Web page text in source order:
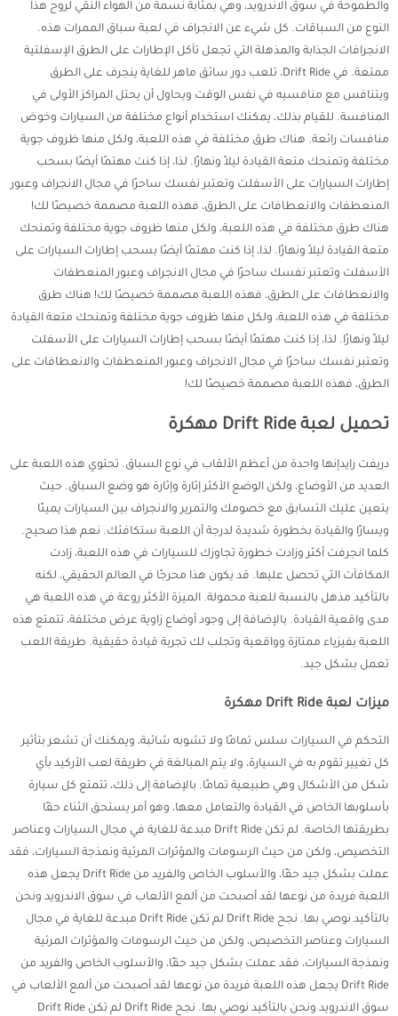
والطموحة في سوق الاندرويد، وهي بمثابة نسمة من الهواء النقي لروح هذا
النوع من السباقات. كل شيء عن الانجراف في لعبة سباق الممرات هذه.
الانجرافات الجذابة والمذهلة التي تجعل تآكل الإطارات على الطرق الإسفلتية
ممتعة. في Drift Ride، تلعب دور سائق ماهر للغاية ينجرف على الطرق
ويتنافس مع منافسيه في نفس الوقت ويحاول أن يحتل المراكز الأولى في
المنافسة. للقيام بذلك، يمكنك استخدام أنواع مختلفة من السيارات وخوض
منافسات رائعة. هناك طرق مختلفة في هذه اللعبة، ولكل منها ظروف جوية
مختلفة وتمنحك متعة القيادة ليلاً ونهارًا. لذا، إذا كنت مهتمًا أيضًا بسحب
إطارات السيارات على الأسفلت وتعتبر نفسك ساحرًا في مجال الانجراف وعبور
المنعطفات والانعطافات على الطرق، فهذه اللعبة مصممة خصيصًا لك!
هناك طرق مختلفة في هذه اللعبة، ولكل منها ظروف جوية مختلفة وتمنحك
متعة القيادة ليلاً ونهارًا. لذا، إذا كنت مهتمًا أيضًا بسحب إطارات السيارات على
الأسفلت وتعتبر نفسك ساحرًا في مجال الانجراف وعبور المنعطفات
والانعطافات على الطرق، فهذه اللعبة مصممة خصيصًا لك! هناك طرق
مختلفة في هذه اللعبة، ولكل منها ظروف جوية مختلفة وتمنحك متعة القيادة
ليلاً ونهارًا. لذا، إذا كنت مهتمًا أيضًا بسحب إطارات السيارات على الأسفلت
وتعتبر نفسك ساحرًا في مجال الانجراف وعبور المنعطفات والانعطافات على
الطرق، فهذه اللعبة مصممة خصيصًا لك!
تحميل لعبة Drift Ride مهكرة
دريفت رايدإنها واحدة من أعظم الألقاب في نوع السباق. تحتوي هذه اللعبة على
العديد من الأوضاع، ولكن الوضع الأكثر إثارة وإثارة هو وضع السباق. حيث
يتعين عليك التسابق مع خصومك والتمرير والانجراف بين السيارات يمينًا
ويسارًا والقيادة بخطورة شديدة لدرجة أن اللعبة ستكافئك. نعم هذا صحيح.
كلما انجرفت أكثر وزادت خطورة تجاوزك للسيارات في هذه اللعبة، زادت
المكافآت التي تحصل عليها. قد يكون هذا محرجًا في العالم الحقيقي، لكنه
بالتأكيد مذهل بالنسبة للعبة محمولة. الميزة الأكثر روعة في هذه اللعبة هي
مدى واقعية القيادة. بالإضافة إلى وجود أوضاع زاوية عرض مختلفة، تتمتع هذه
اللعبة بفيزياء ممتازة وواقعية وتجلب لك تجربة قيادة حقيقية. طريقة اللعب
تعمل بشكل جيد.
ميزات لعبة Drift Ride مهكرة
التحكم في السيارات سلس تمامًا ولا تشوبه شائبة، ويمكنك أن تشعر بتأثير
كل تغيير تقوم به في السيارة، ولا يتم المبالغة في طريقة لعب الأركيد بأي
شكل من الأشكال وهي طبيعية تمامًا. بالإضافة إلى ذلك، تتمتع كل سيارة
بأسلوبها الخاص في القيادة والتعامل معها، وهو أمر يستحق الثناء حقًا
بطريقتها الخاصة. لم تكن Drift Ride مبدعة للغاية في مجال السيارات وعناصر
التخصيص، ولكن من حيث الرسومات والمؤثرات المرئية ونمذجة السيارات، فقد
عملت بشكل جيد حقًا، والأسلوب الخاص والفريد من Drift Ride يجعل هذه
اللعبة فريدة من نوعها لقد أصبحت من ألمع الألعاب في سوق الاندرويد ونحن
بالتأكيد نوصي بها. نجح Drift Ride لم تكن Drift Ride مبدعة للغاية في مجال
السيارات وعناصر التخصيص، ولكن من حيث الرسومات والمؤثرات المرئية
ونمذجة السيارات، فقد عملت بشكل جيد حقًا، والأسلوب الخاص والفريد من
Drift Ride يجعل هذه اللعبة فريدة من نوعها لقد أصبحت من ألمع الألعاب في
سوق الاندرويد ونحن بالتأكيد نوصي بها. نجح Drift Ride لم تكن Drift Ride